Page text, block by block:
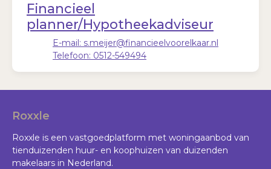
Financieel
planner/Hypotheekadviseur
E-mail: s.meijer@financieelvoorelkaar.nl
Telefoon: 0512-549494
Roxxle
Roxxle is een vastgoedplatform met woningaanbod van
tienduizenden huur- en koophuizen van duizenden
makelaars in Nederland.